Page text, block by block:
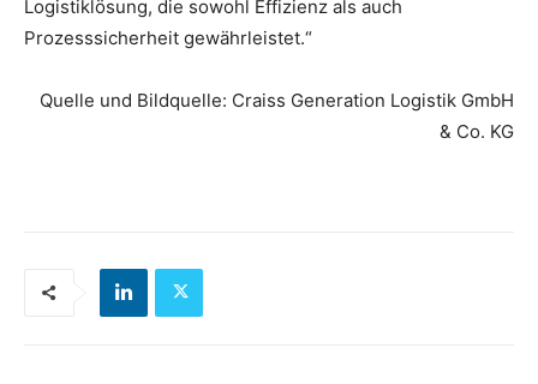
Logistiklösung, die sowohl Effizienz als auch
Prozesssicherheit gewährleistet.“
Quelle und Bildquelle: Craiss Generation Logistik GmbH
& Co. KG